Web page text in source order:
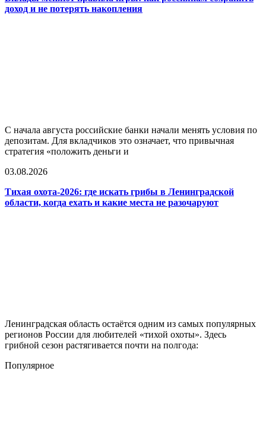
доход и не потерять накопления
С начала августа российские банки начали менять условия по
депозитам. Для вкладчиков это означает, что привычная
стратегия «положить деньги и
03.08.2026
Тихая охота-2026: где искать грибы в Ленинградской
области, когда ехать и какие места не разочаруют
Ленинградская область остаётся одним из самых популярных
регионов России для любителей «тихой охоты». Здесь
грибной сезон растягивается почти на полгода:
Популярное